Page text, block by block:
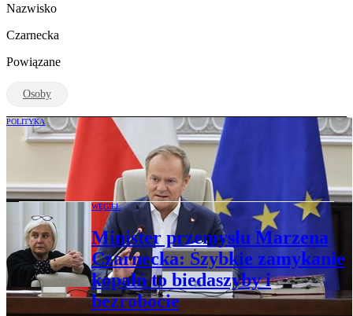
Nazwisko
Czarnecka
Powiązane
Osoby
POLITYKA
Donald Trump podnosi cła na stal i
aluminium. Jest reakcja Donalda Tuska
WĘGIEL
Minister przemysłu Marzena
Czarnecka: Szybkie zamykanie
kopalń to biedaszyby i
bezrobocie